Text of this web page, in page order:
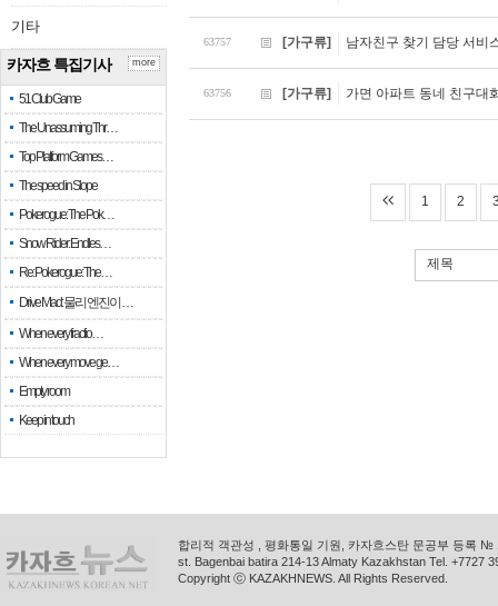
기타
카자흐 특집기사
51 Club Game
The Unassuming Thr…
Top Platform Games…
The speed in Slope
Pokerogue: The Pok…
Snow Rider: Endles…
Re: Pokerogue: The…
Drive Mad: 물리 엔진이 …
When every fractio…
When every move ge…
Empty room
Keep in touch
more
63757 [가구류] 남자친구 찾기 담당 서비
63756 [가구류] 가면 아파트 동네 친구대
1 2
제목
합리적 객관성 , 평화통일 기원, 카자흐스탄 문공부 등록
st. Bagenbai batira 214-13 Almaty Kazakhstan Tel. +7727
Copyright ⓒ KAZAKHNEWS. All Rights Reserved.